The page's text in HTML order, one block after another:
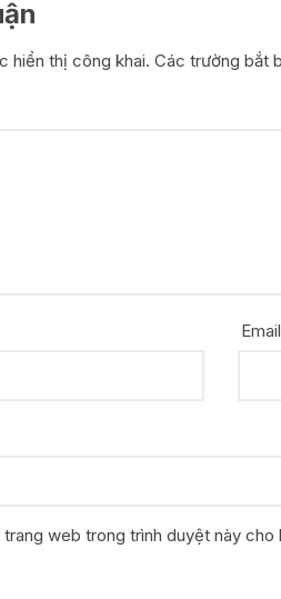
hiển thị công khai. Các trường bắt
Email
web trong trình duyệt này cho